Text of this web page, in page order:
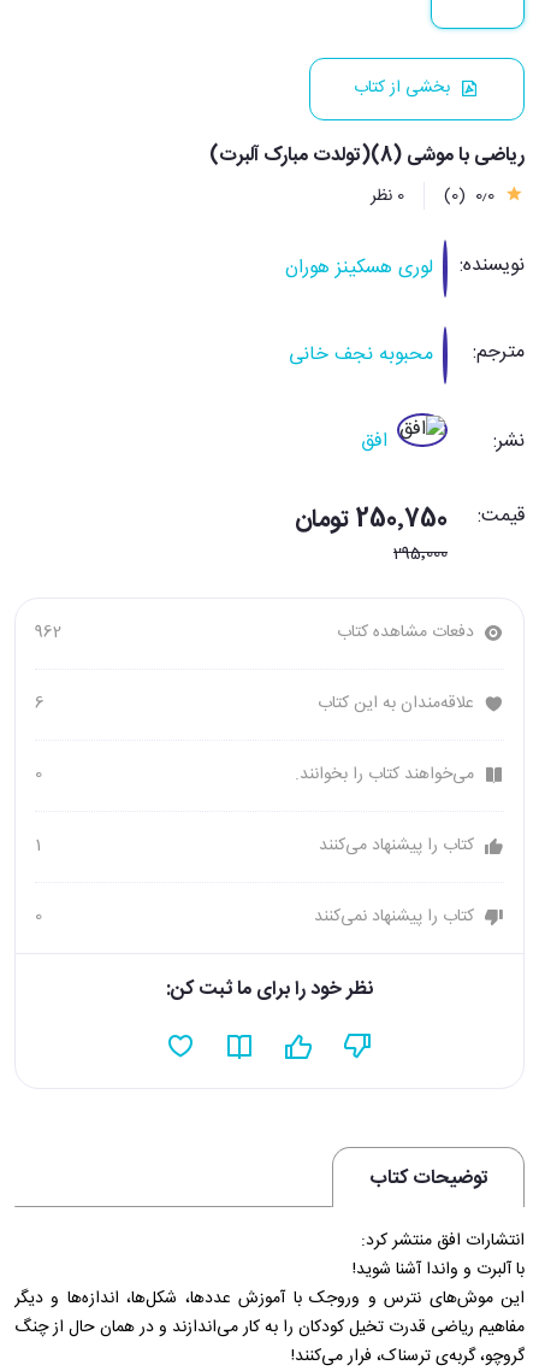
بخشی از کتاب
ریاضی با موشی (8)(تولدت مبارک آلبرت)
0٫0 (0) 0 نظر
نویسنده: لوری هسکینز هوران
مترجم: محبوبه نجف خانی
نشر: افق
قیمت: 250٬750 تومان
295٬000
دفعات مشاهده کتاب 962
علاقه‌مندان به این کتاب 6
می‌خواهند کتاب را بخوانند. 0
کتاب را پیشنهاد می‌کنند 1
کتاب را پیشنهاد نمی‌کنند 0
نظر خود را برای ما ثبت کن:
توضیحات کتاب
انتشارات افق منتشر کرد:
با آلبرت و واندا آشنا شوید!
این موش‌های نترس و وروجک با آموزش عددها، شکل‌ها، اندازه‌ها و دیگر
مفاهیم ریاضی قدرت تخیل کودکان را به کار می‌اندازند و در همان حال از چنگ
گروچو، گربه‌ی ترسناک، فرار می‌کنند!